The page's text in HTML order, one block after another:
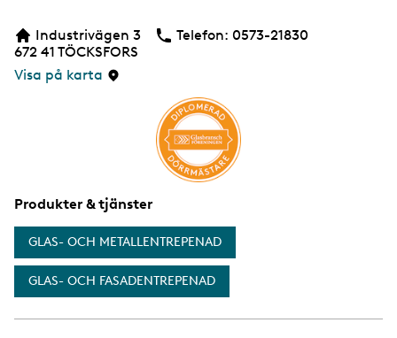
b
s
i
Industrivägen 3
672 41 TÖCKSFORS
Visa på karta
Telefon: Telefon
0573-21830
Produkter & tjänster
GLAS- OCH METALLENTREPENAD
GLAS- OCH FASADENTREPENAD